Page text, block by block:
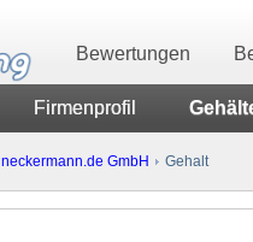
Bewertungen
Firmenprofil
neckermann.de GmbH Gehalt